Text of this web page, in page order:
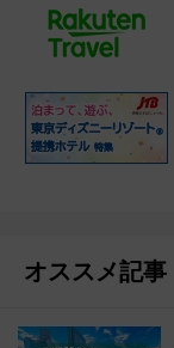
オススメ記事